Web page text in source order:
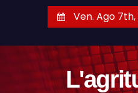
Ven. Ago